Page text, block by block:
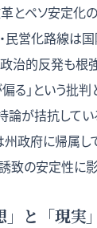
とペソ安定化
民営化路線は
治的反発も根
る」という批判
論が拮抗してい
政府に帰属し
の安定性に影
と「現実